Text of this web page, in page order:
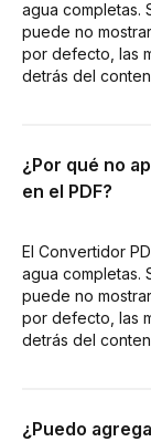
agua completas.
puede no
por defecto, las
detrás del
¿Por qué no
en el PDF?
El Convertidor
agua completas.
puede no
por defecto, las
detrás del
¿Puedo